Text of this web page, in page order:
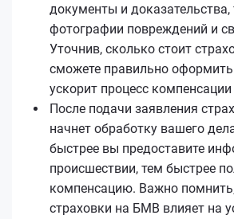
документы и доказательства,
фотографии повреждений и
Уточнив, сколько стоит
сможете правильно оформить
ускорит процесс
После подачи заявления
начнет обработку вашего
быстрее вы предоставите
происшествии, тем быстрее
компенсацию. Важно
страховки на БМВ влияет на